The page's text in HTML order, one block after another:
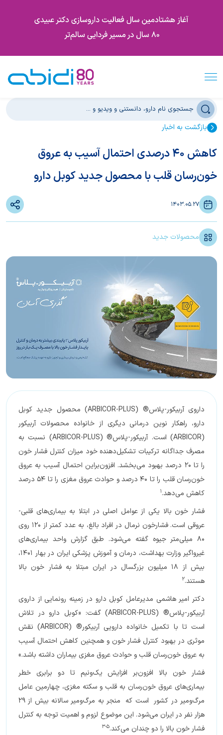
بازگشت به اخبار
کاهش 40 درصدی احتمال آسیب به عروق
خون‌رسان قلب با محصول جدید کوبل دارو
1403.05.27
محصولات جدید
داروی آربیکور-پلاس® (ARBICOR-PLUS) محصول جدید کوبل
دارو، راهکار نوین درمانی دیگری از خانواده محصولات آربیکور
(ARBICOR) است. آربیکور-پلاس® (ARBICOR-PLUS) نسبت به
مصرف جداگانه ترکیبات تشکیل‌دهنده خود میزان کنترل فشار خون
را تا 20 درصد بهبود می‌بخشد. افزون‌براین احتمال آسیب به عروق
خون‌رسان قلب را تا 40 درصد و حوادث عروق مغزی را تا 54 درصد
کاهش می‌دهد.1
فشار خون بالا یکی از عوامل اصلی در ابتلا به بیماری‌های قلبی-
عروقی است. فشارخون نرمال در افراد بالغ، به عدد کمتر از 120 روی
80 میلی‌متر جیوه گفته می‌شود. طبق گزارش واحد بیماری‌های
غیرواگیر وزارت بهداشت، درمان و آموزش پزشکی ایران در بهار 1401،
بیش از 18 میلیون بزرگسال در ایران مبتلا به فشار خون بالا
هستند.2
دکتر امیر هاشمی مدیرعامل کوبل دارو در زمینه‌ رونمایی از داروی
آربیکور-پلاس® (ARBICOR-PLUS) گفت: «کوبل دارو در تلاش
است تا با تکمیل خانواده دارویی آربیکور® (ARBICOR) نقش
موثری در بهبود کنترل فشار خون و همچنین کاهش احتمال آسیب
به عروق خون‌رسان قلب و حوادث عروق مغزی بیماران داشته باشد.»
فشار خون بالا افزون‌بر افزایش یک‌ونیم تا دو برابری خطر
بیماری‌های عروق خون‌رسان به قلب و سکته مغزی، چهارمین عامل
مرگ‌ومیر در کشور است که منجر به مرگ‌ومیر سالانه بیش از 29
هزار نفر در ایران می‌شود. این موضوع لزوم و اهمیت توجه به کنترل
فشار خون بالا را دو چندان می‌کند.5-3